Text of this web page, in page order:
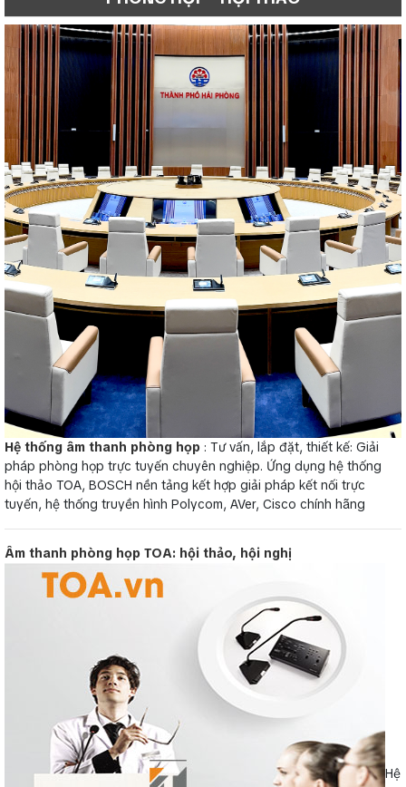
Hệ thống âm thanh phòng họp : Tư vấn, lắp đặt, thiết kế: Giải
pháp phòng họp trực tuyến chuyên nghiệp. Ứng dụng hệ thống
hội thảo TOA, BOSCH nền tảng kết hợp giải pháp kết nối trực
tuyến, hệ thống truyền hình Polycom, AVer, Cisco chính hãng
Âm thanh phòng họp TOA: hội thảo, hội nghị
Hệ